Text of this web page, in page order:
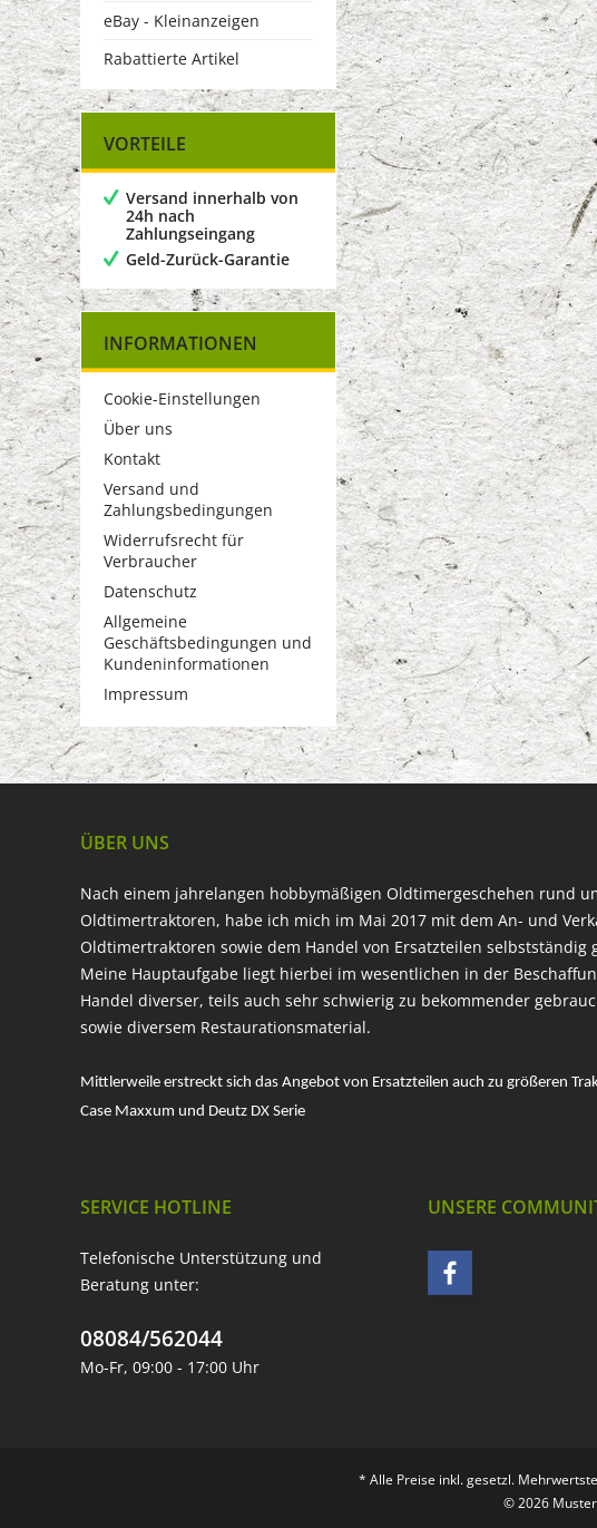
eBay - Kleinanzeigen
Rabattierte Artikel
VORTEILE
Versand innerhalb von
24h nach
Zahlungseingang
Geld-Zurück-Garantie
INFORMATIONEN
Cookie-Einstellungen
Über uns
Kontakt
Versand und
Zahlungsbedingungen
Widerrufsrecht für
Verbraucher
Datenschutz
Allgemeine
Geschäftsbedingungen und
Kundeninformationen
Impressum
ÜBER UNS
Nach einem jahrelangen hobbymäßigen Oldtimergeschehen rund
Oldtimertraktoren, habe ich mich im Mai 2017 mit dem An- und
Oldtimertraktoren sowie dem Handel von Ersatzteilen selbstständig
Meine Hauptaufgabe liegt hierbei im wesentlichen in der
Handel diverser, teils auch sehr schwierig zu bekommender
sowie diversem Restaurationsmaterial.
Mittlerweile erstreckt sich das Angebot von Ersatzteilen auch zu größeren
Case Maxxum und Deutz DX Serie
SERVICE HOTLINE
Telefonische Unterstützung und
Beratung unter:
08084/562044
Mo-Fr, 09:00 - 17:00 Uhr
UNSERE
* Alle Preise inkl. gesetzl.
© 2026